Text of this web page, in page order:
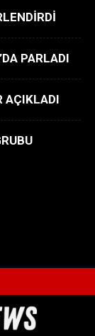
PARLADI
AÇIKLADI